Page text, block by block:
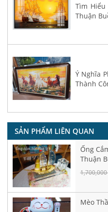
Tìm
Thuận
Ý Nghĩa
Thành
SẢN PHẨM LIÊN QUAN
Ống
Thuận
Mắn
Mèo